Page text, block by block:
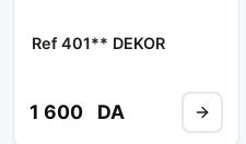
Ref 401** DEKOR
1 600 DA